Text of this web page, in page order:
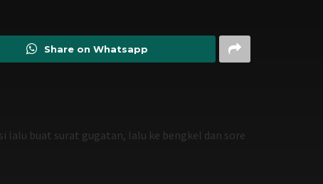
Share on Whatsapp
lalu buat surat gugatan, lalu ke bengkel dan sore